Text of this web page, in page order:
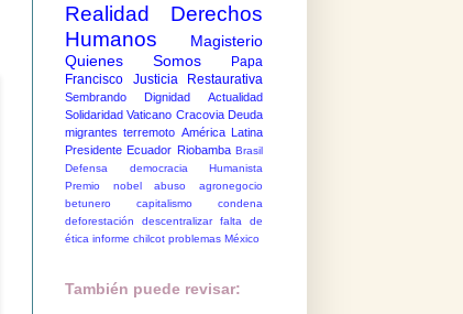
Realidad
Derechos
Humanos
Magisterio
Quienes Somos
Papa
Francisco
Justicia Restaurativa
Sembrando Dignidad
Actualidad
Solidaridad Vaticano Cracovia Deuda
migrantes terremoto América Latina
Presidente Ecuador Riobamba Brasil
Defensa democracia
Humanista
Premio nobel
abuso
agronegocio
betunero
capitalismo
condena
deforestación
descentralizar
falta de
ética informe chilcot problemas México
También puede revisar: